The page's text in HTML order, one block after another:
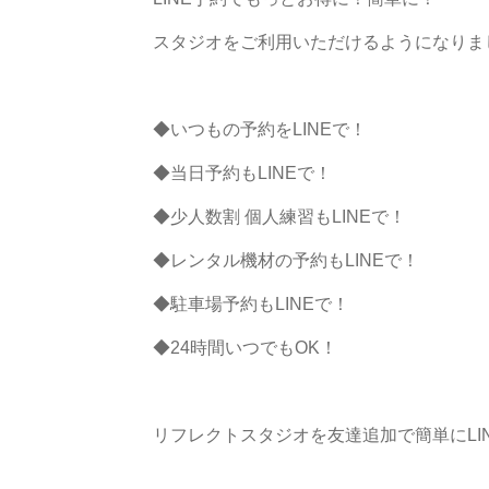
スタジオをご利用いただけるようになり
◆いつもの予約をLINEで！
◆当日予約もLINEで！
◆少人数割 個人練習もLINEで！
◆レンタル機材の予約もLINEで！
◆駐車場予約もLINEで！
◆24時間いつでもOK！
リフレクトスタジオを友達追加で簡単に